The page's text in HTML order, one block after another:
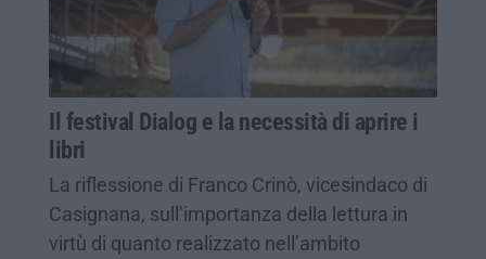
Il festival Dialog e la necessità di aprire i
libri
La riflessione di Franco Crinò, vicesindaco di
Casignana, sull’importanza della lettura in
virtù di quanto realizzato nell’ambito